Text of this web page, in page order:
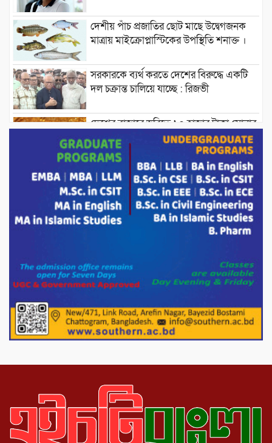
দেশীয় পাঁচ প্রজাতির ছোট মাছে উদ্বেগজনক
মাত্রায় মাইক্রোপ্লাস্টিকের উপস্থিতি শনাক্ত ।
সরকারকে ব্যর্থ করতে দেশের বিরুদ্ধে একটি
দল চক্রান্ত চালিয়ে যাচ্ছে : রিজভী
দেশের বাজারে ভরিতে ১০ হাজার টাকা সোনার
দাম বাড়ানোর ঘোষণা।
ভারপ্রাপ্ত রাষ্ট্রপতি হাফিজ উদ্দিন আহমদের
সাথে এইচটি বাংলা অনলাইন পোর্টাল ও আইপি
টিভির সম্পাদক মোঃ ইসমাইল হোসেনের
সৌজন্য সাক্ষাৎ।
পাটগ্রামে জুলাই অভ্যুত্থান দিবস উপলক্ষে
পোরশায় গণঅভ্যুত্থান দিবসে শহিদ ও জুলাই
১১ দলীয় ঐক্য পোরশা উপজেলা শাখার